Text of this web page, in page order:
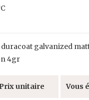
galvanized
4gr
Prix unitaire Vous